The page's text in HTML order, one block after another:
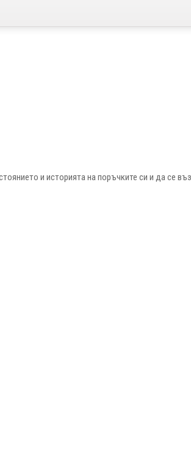
и историята на поръчките си и да се